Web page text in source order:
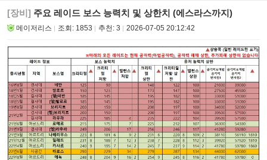
[장비] 주요 레이드 보스 능력치 및 상한치 (에스라스까지)
메이저리스 조회: 1853 추천: 3 2026-07-05 20:12:42